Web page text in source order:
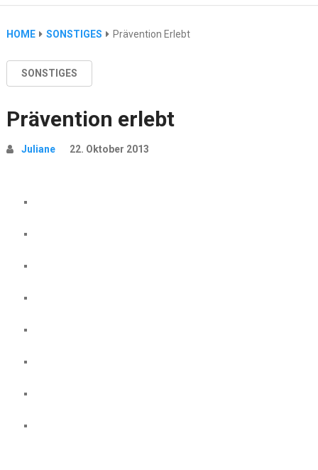
HOME SONSTIGES Prävention Erlebt
SONSTIGES
Prävention erlebt
Juliane 22. Oktober 2013